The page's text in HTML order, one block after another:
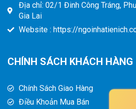
Địa chỉ: 02/1 Đinh Công Tráng,
Gia Lai
Website : https://
CHÍNH SÁCH KHÁCH HÀNG
Chính Sách Giao Hàng
Điều Khoản Mua Bán